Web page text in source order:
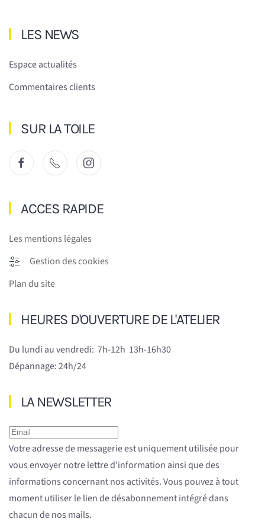
LES NEWS
Espace actualités
Commentaires clients
SUR LA TOILE
ACCES RAPIDE
Les mentions légales
Gestion des cookies
Plan du site
HEURES D'OUVERTURE DE L'ATELIER
Du lundi au vendredi: 7h-12h 13h-16h30
Dépannage: 24h/24
LA NEWSLETTER
Votre adresse de messagerie est uniquement utilisée pour
vous envoyer notre lettre d'information ainsi que des
informations concernant nos activités. Vous pouvez à tout
moment utiliser le lien de désabonnement intégré dans
chacun de nos mails.